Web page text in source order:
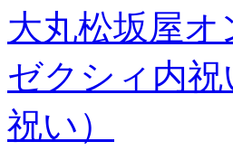
大丸松坂屋
ゼクシィ内
祝い）